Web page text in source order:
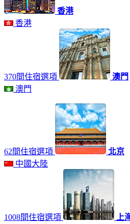
香港
香港
370間住宿選項
澳門
澳門
62間住宿選項
北京
中國大陸
1008間住宿選項
上